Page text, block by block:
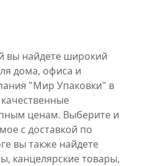
вы найдете широкий
дома, офиса и
"Мир Упаковки" в
ценам. Выберите и
с доставкой по
вы также найдете
канцелярские товары,